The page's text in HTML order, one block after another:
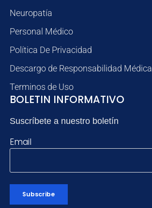
Neuropatía
Personal Médico
Política De Privacidad
Descargo de Responsabilidad Médica
Terminos de Uso
BOLETIN INFORMATIVO
Suscríbete a nuestro boletín
Email